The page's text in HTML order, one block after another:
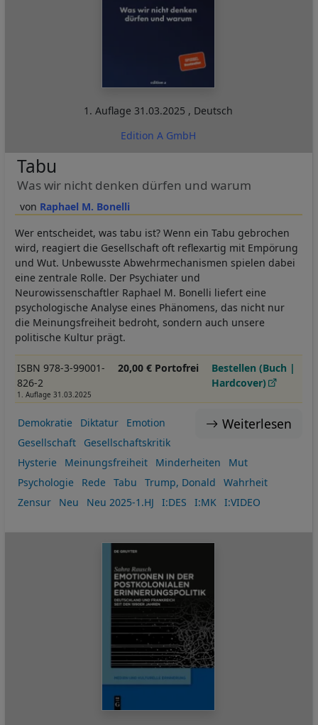
1. Auflage 31.03.2025 , Deutsch
Edition A GmbH
Raphael M. Bonelli
Tabu
Was wir nicht denken dürfen und warum
Wer entscheidet, was tabu ist? Wenn ein Tabu gebrochen
wird, reagiert die Gesellschaft oft reflexartig mit Empörung
und Wut. Unbewusste Abwehrmechanismen spielen dabei
eine zentrale Rolle. Der Psychiater und
Neurowissenschaftler Raphael M. Bonelli liefert eine
psychologische Analyse eines Phänomens, das nicht nur
die Meinungsfreiheit bedroht, sondern auch unsere
politische Kultur prägt.
ISBN 978-3-99001-
826-2
1. Auflage 31.03.2025
20,00 € Portofrei
Bestellen (Buch |
Hardcover)
Weiterlesen
Demokratie Diktatur
Emotion
Gesellschaft
Gesellschaftskritik
Hysterie
Meinungsfreiheit Minderheiten
Mut
Psychologie
Rede Tabu Trump, Donald
Wahrheit
Zensur
Neu Neu 2025-1.HJ I:DES I:MK I:VIDEO